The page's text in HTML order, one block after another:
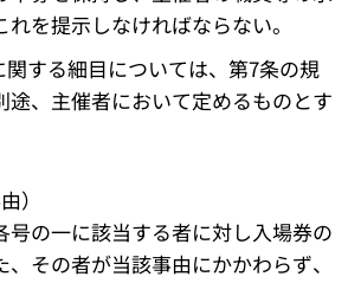
を提示しなければならない。
する細目については、第7条の規
途、主催者において定めるものとす
）
号の一に該当する者に対し入場券の
その者が当該事由にかかわらず、